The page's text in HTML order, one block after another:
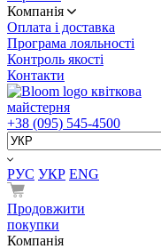
Компанія
Оплата і доставка
Програма лояльності
Контроль якості
Контакти
квіткова
майстерня
+38 (095) 545-4500
РУС УКР ENG
Продовжити
покупки
Компанія